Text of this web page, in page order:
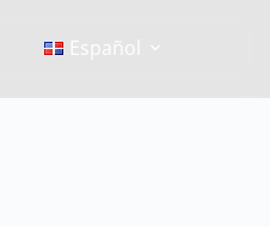
Español